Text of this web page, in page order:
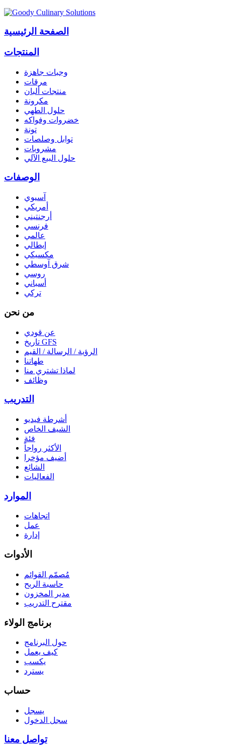
الصفحة الرئيسية
المنتجات
وجبات جاهزة
مرقات
منتجات ألبان
مكرونة
حلول الطهي
خضروات وفواكه
تونة
توابل وصلصات
مشروبات
حلول البيع الآلي
الوصفات
آسيوي
أمريكي
أرجنتيني
فرنسي
عالمي
إيطالي
مكسيكي
شرق آوسطي
روسي
أسباني
تركي
من نحن
عن قودي
تاريخ GFS
الرؤية / الرسالة / القيم
طهاتنا
لماذا تشتري منا
وظائف
التدريب
أشرطة فيديو
الشيف الخاص
فئة
الأكثر رواجاً
أضيف مؤخرا
الشائع
الفعاليات
الموارد
اتجاهات
عمل
إدارة
الأدوات
مُصمّم القوائم
حاسبة الربح
مدير المخزون
مقترح التدريب
برنامج الولاء
حول البرنامج
كيف يعمل
يكسب
يسترد
حساب
يسجل
سجل الدخول
تواصل معنا